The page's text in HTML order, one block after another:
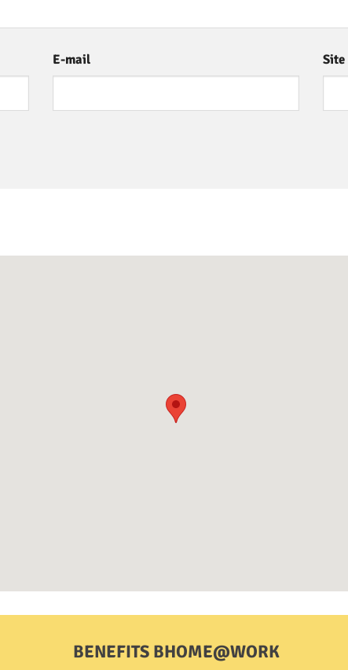
E-mail Site
BENEFITS BHOME@WORK